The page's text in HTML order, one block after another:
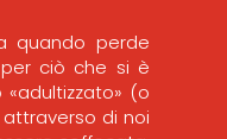
quando perde
ciò che si è
(o
di noi